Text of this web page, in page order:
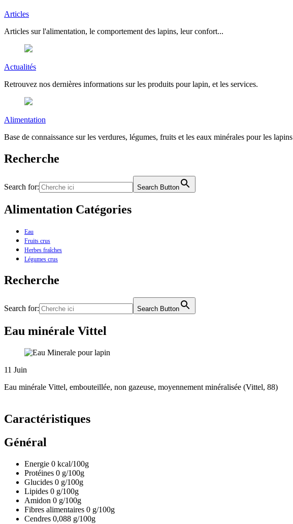
Articles
Articles sur l'alimentation, le comportement des lapins, leur confort...
Actualités
Retrouvez nos dernières informations sur les produits pour lapin, et les services.
Alimentation
Base de connaissance sur les verdures, légumes, fruits et les eaux minérales pour les lapins
Recherche
Search for: Search Button
Alimentation Catégories
Eau
Fruits crus
Herbes fraîches
Légumes crus
Recherche
Search for: Search Button
Eau minérale Vittel
11 Juin
Eau minérale Vittel, embouteillée, non gazeuse, moyennement minéralisée (Vittel, 88)
Caractéristiques
Général
Energie 0 kcal/100g
Protéines 0 g/100g
Glucides 0 g/100g
Lipides 0 g/100g
Amidon 0 g/100g
Fibres alimentaires 0 g/100g
Cendres 0,088 g/100g